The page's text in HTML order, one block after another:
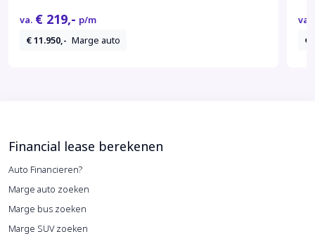
va. € 219,- p/m
€ 11.950,- Marge auto
va.
€
Financial lease berekenen
Auto Financieren?
Marge auto zoeken
Marge bus zoeken
Marge SUV zoeken